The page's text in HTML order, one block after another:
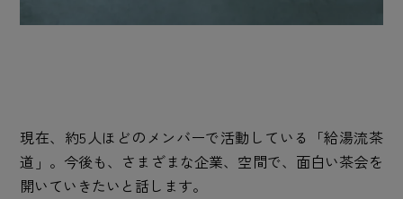
現在、約5人ほどのメンバーで活動している「給湯流茶
道」。今後も、さまざまな企業、空間で、面白い茶会を
開いていきたいと話します。